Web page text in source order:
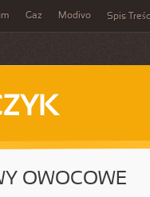
Gaz Modivo Spis
OWOCOWE